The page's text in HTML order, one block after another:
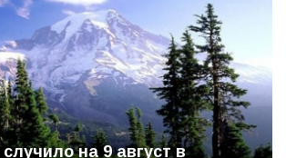
на 9 август в